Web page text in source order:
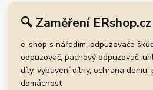
🔍 Zaměření ERshop.cz
e-shop s nářadím, odpuzovače
odpuzovač, pachový odpuzovač,
díly, vybavení dílny, ochrana
domácnost